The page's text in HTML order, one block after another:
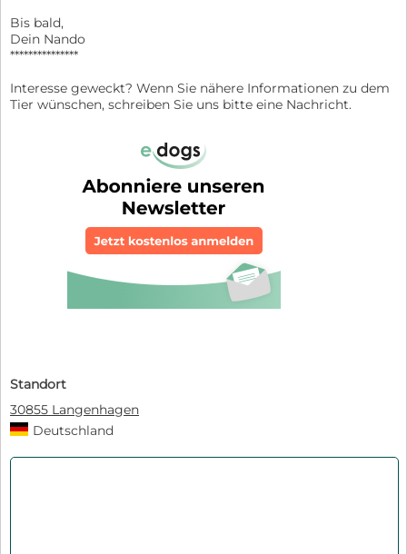
Bis bald,
Dein Nando
***************
Interesse geweckt? Wenn Sie nähere Informationen zu dem
Tier wünschen, schreiben Sie uns bitte eine Nachricht.
Standort
30855 Langenhagen
Deutschland